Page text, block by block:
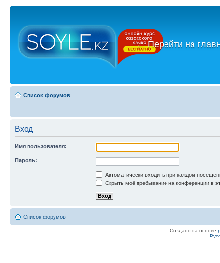
←Перейти на
Список форумов
Вход
Имя пользователя:
Пароль:
Автоматически входить при каждом
Скрыть моё пребывание на конференции в
Список форумов
Создано на основе